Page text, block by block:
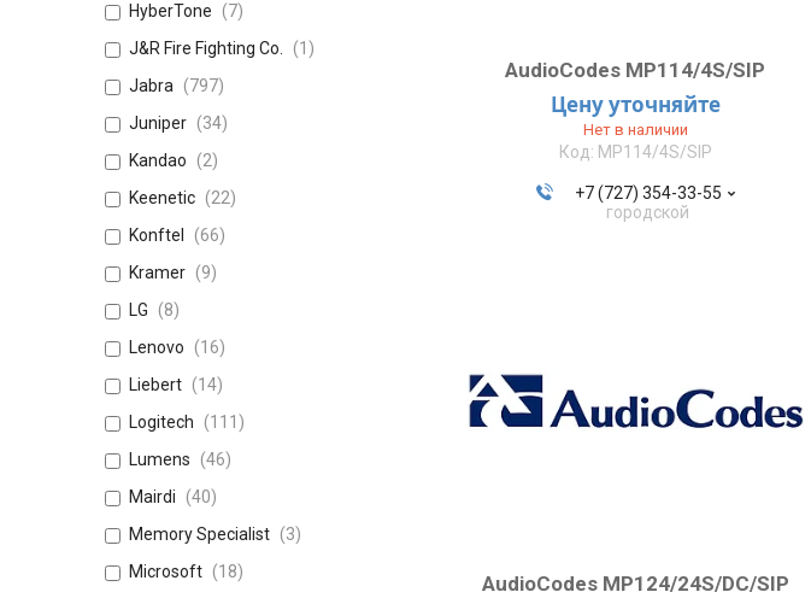
AudioCodes MP114/4S/SIP
Цену уточняйте
Нет в наличии
MP114/4S/SIP
+7 (727) 354-33-55
городской
AudioCodes MP124/24S/DC/SIP
HyberTone
7
J&R Fire Fighting Co.
1
Jabra
797
Juniper
34
Kandao
2
Keenetic
22
Konftel
66
Kramer
9
LG
8
Lenovo
16
Liebert
14
Logitech
111
Lumens
46
Mairdi
40
Memory Specialist
3
Microsoft
18